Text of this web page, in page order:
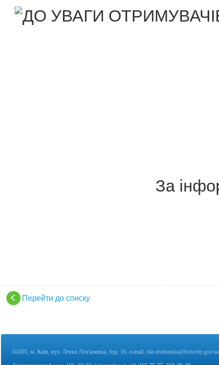
За
Перейти до списку
04205, м. Київ, вул. Левка Лук'яненка, буд. 16, e-mail: rda.obolonska@kyivcity.gov.ua